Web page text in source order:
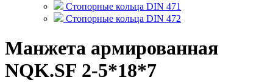
Стопорные кольца DIN 471
Стопорные кольца DIN 472
Манжета армированная
NQK.SF 2-5*18*7